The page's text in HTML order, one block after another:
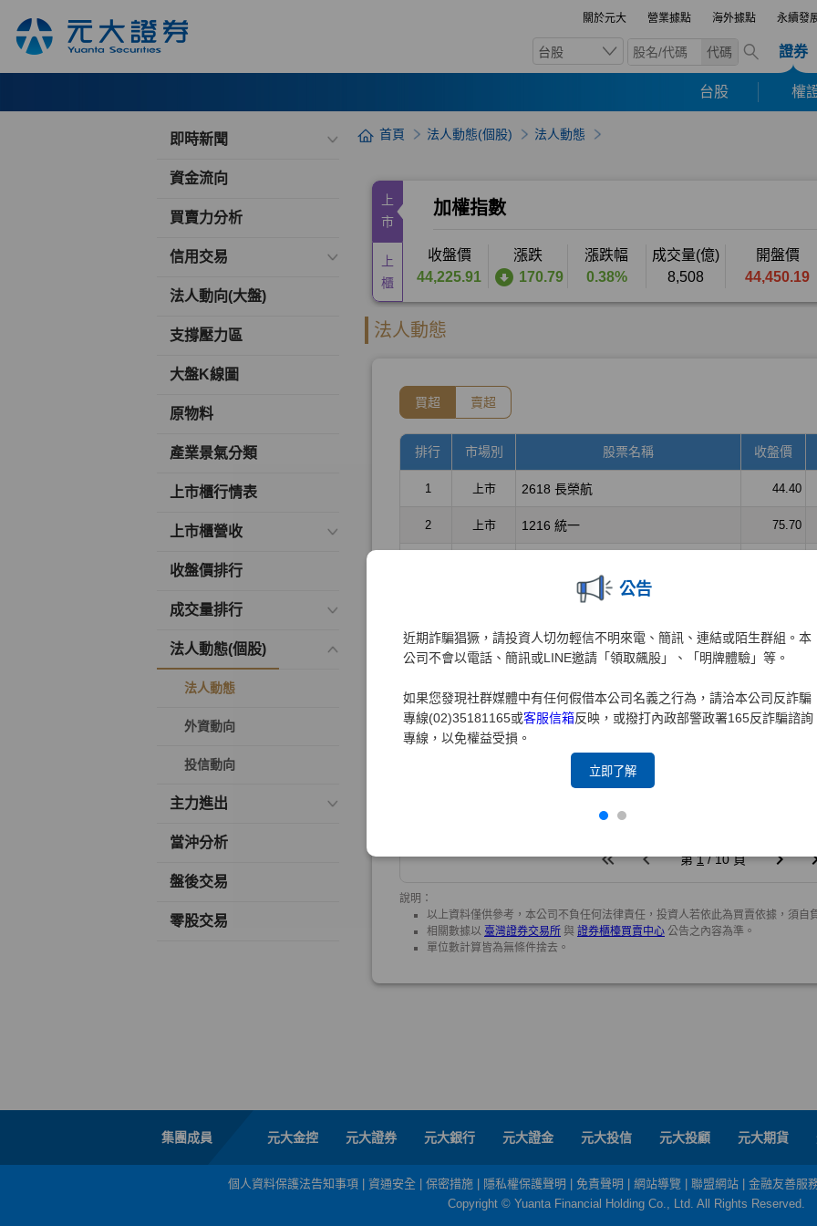
關於元大 營業據點 海外據點 永續發
台股 代碼 證券
台股 權
公告
近期詐騙猖獗，請投資人切勿輕信不明來電、簡訊、連結或陌生群組。本
公司不會以電話、簡訊或LINE邀請「領取飆股」、「明牌體驗」等。
如果您發現社群媒體中有任何假借本公司名義之行為，請洽本公司反詐騙
專線(02)35181165或客服信箱反映，或撥打內政部警政署165反詐騙諮詢
專線，以免權益受損。
立即了解
即時新聞
資金流向
買賣力分析
信用交易
法人動向(大盤)
支撐壓力區
大盤K線圖
原物料
產業景氣分類
上市櫃行情表
上市櫃營收
收盤價排行
成交量排行
法人動態(個股)
法人動態
外資動向
投信動向
主力進出
當沖分析
盤後交易
零股交易
首頁 法人動態(個股) 法人動態
集團成員 元大金控 元大證券 元大銀行 元大證金 元大投信 元大投顧 元大期貨
個人資料保護法告知事項 資通安全 保密措施 隱私權保護聲明 免責聲明 網站導覽 聯盟網站
金融友善服
Copyright © Yuanta Financial Holding Co., Ltd. All Rights Reserved.